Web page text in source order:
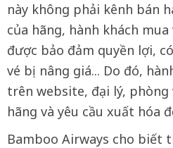
này không phải kênh bán
của hãng, hành khách
được bảo đảm quyền lợi,
vé bị nâng giá... Do đó,
trên website, đại lý, phòng
hãng và yêu cầu xuất hóa
Bamboo Airways cho biết